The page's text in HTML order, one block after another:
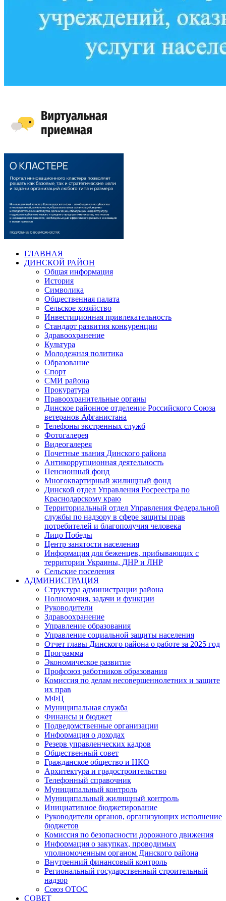
ГЛАВНАЯ
ДИНСКОЙ РАЙОН
Общая информация
История
Символика
Общественная палата
Сельское хозяйство
Инвестиционная привлекательность
Стандарт развития конкуренции
Здравоохранение
Культура
Молодежная политика
Образование
Спорт
СМИ района
Прокуратура
Правоохранительные органы
Динское районное отделение Российского Союза
ветеранов Афганистана
Телефоны экстренных служб
Фотогалерея
Видеогалерея
Почетные звания Динского района
Антикоррупционная деятельность
Пенсионный фонд
Многоквартирный жилищный фонд
Динской отдел Управления Росреестра по
Краснодарскому краю
Территориальный отдел Управления Федеральной
службы по надзору в сфере защиты прав
потребителей и благополучия человека
Лицо Победы
Центр занятости населения
Информация для беженцев, прибывающих с
территории Украины, ДНР и ЛНР
Сельские поселения
АДМИНИСТРАЦИЯ
Структура администрации района
Полномочия, задачи и функции
Руководители
Здравоохранение
Управление образования
Управление социальной защиты населения
Отчет главы Динского района о работе за 2025 год
Программа
Экономическое развитие
Профсоюз работников образования
Комиссия по делам несовершеннолетних и защите
их прав
МФЦ
Муниципальная служба
Финансы и бюджет
Подведомственные организации
Информация о доходах
Резерв управленческих кадров
Общественный совет
Гражданское общество и НКО
Архитектура и градостроительство
Телефонный справочник
Муниципальный контроль
Муниципальный жилищный контроль
Инициативное бюджетирование
Руководители органов, организующих исполнение
бюджетов
Комиссия по безопасности дорожного движения
Информация о закупках, проводимых
уполномоченным органом Динского района
Внутренний финансовый контроль
Региональный государственный строительный
надзор
Союз ОТОС
СОВЕТ